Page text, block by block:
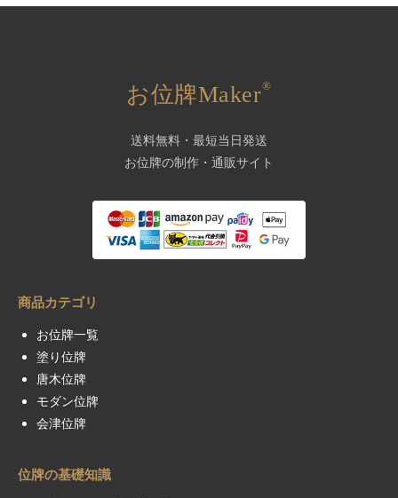
お位牌Maker®
送料無料・最短当日発送
お位牌の制作・通販サイト
商品カテゴリ
お位牌一覧
塗り位牌
唐木位牌
モダン位牌
会津位牌
位牌の基礎知識